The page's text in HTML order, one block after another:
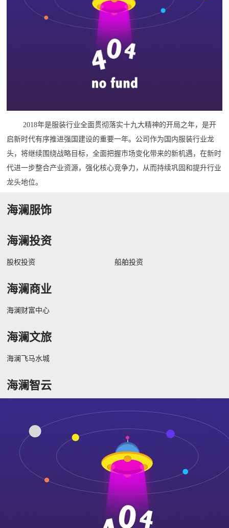
2018年是服装行业全面贯彻落实十九大精神的开局之年，是开
启新时代有序推进强国建设的重要一年。公司作为国内服装行业龙
头，将继续围绕战略目标，全面把握市场变化带来的新机遇，在新时
代进一步整合产业资源，强化核心竞争力，从而持续巩固和提升行业
龙头地位。
海澜服饰
海澜投资
股权投资 船舶投资
海澜商业
海澜财富中心
海澜文旅
海澜飞马水城
海澜智云